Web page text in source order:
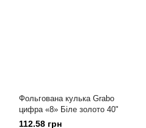
Фольгована кулька Grabo
цифра «8» Біле золото 40"
112.58 грн